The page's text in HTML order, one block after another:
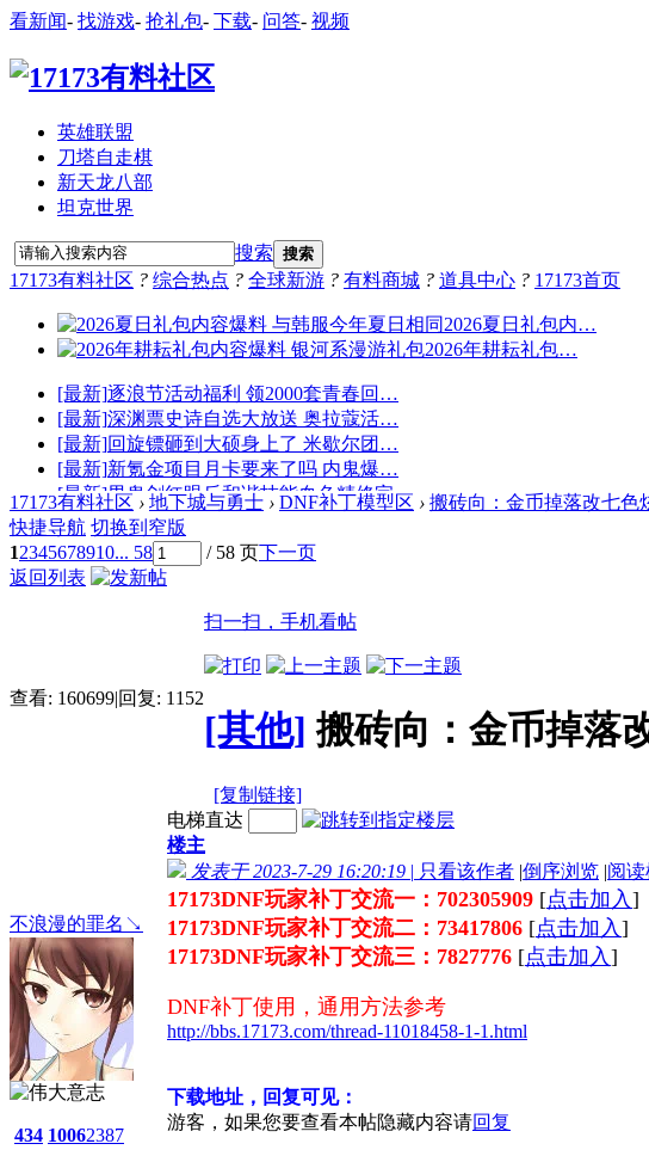
看新闻- 找游戏- 抢礼包- 下载- 问答- 视频
英雄联盟
刀塔自走棋
新天龙八部
坦克世界
搜索 搜索
17173有料社区 ? 综合热点 ? 全球新游 ? 有料商城 ? 道具中心 ? 17173首页
17173有料社区 › 地下城与勇士 › DNF补丁模型区 › 搬砖向：金币掉落改七色
快捷导航 切换到窄版
12345678910... 58 / 58 页下一页
返回列表
查看: 160699|回复: 1152
扫一扫，手机看帖
[其他] 搬砖向：金币掉落
[复制链接]
不浪漫的罪名↘
434 10062387
电梯直达
楼主
发表于 2023-7-29 16:20:19 | 只看该作者 |倒序浏览 |阅
17173DNF玩家补丁交流一：702305909 [点击加入 ]
17173DNF玩家补丁交流二：73417806 [点击加入 ]
17173DNF玩家补丁交流三：7827776 [点击加入 ]
DNF补丁使用，通用方法参考
http://bbs.17173.com/thread-11018458-1-1.html
下载地址，回复可见：
游客，如果您要查看本帖隐藏内容请回复